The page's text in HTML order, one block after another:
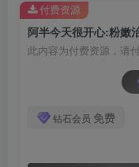
阿半今天很开心:粉嫩
此内容为付费资源，请
钻石会员 免费
付费资源